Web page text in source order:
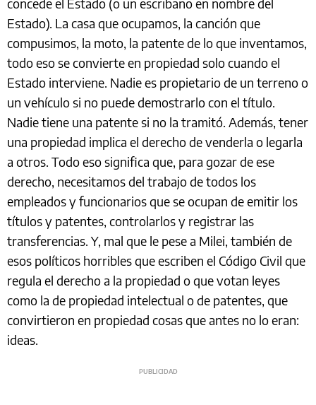
Estado). La casa que ocupamos, la canción que
compusimos, la moto, la patente de lo que inventamos,
todo eso se convierte en propiedad solo cuando el
Estado interviene. Nadie es propietario de un terreno o
un vehículo si no puede demostrarlo con el título.
Nadie tiene una patente si no la tramitó. Además, tener
una propiedad implica el derecho de venderla o legarla
a otros. Todo eso significa que, para gozar de ese
derecho, necesitamos del trabajo de todos los
empleados y funcionarios que se ocupan de emitir los
títulos y patentes, controlarlos y registrar las
transferencias. Y, mal que le pese a Milei, también de
esos políticos horribles que escriben el Código Civil que
regula el derecho a la propiedad o que votan leyes
como la de propiedad intelectual o de patentes, que
convirtieron en propiedad cosas que antes no lo eran:
ideas.